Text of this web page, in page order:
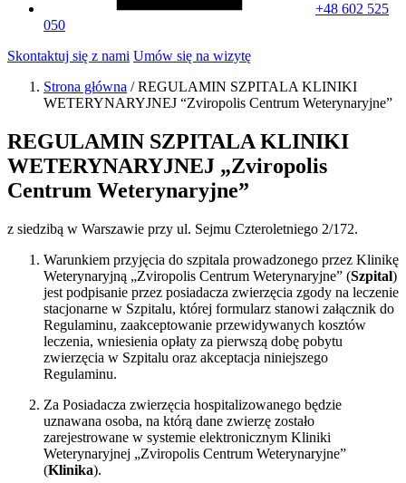
+48 602 525
050
Skontaktuj się z nami Umów się na wizytę
Strona główna /REGULAMIN SZPITALA KLINIKI
WETERYNARYJNEJ “Zviropolis Centrum Weterynaryjne”
REGULAMIN SZPITALA KLINIKI
WETERYNARYJNEJ „Zviropolis
Centrum Weterynaryjne”
z siedzibą w Warszawie przy ul. Sejmu Czteroletniego 2/172.
Warunkiem przyjęcia do szpitala prowadzonego przez Klinikę
Weterynaryjną „Zviropolis Centrum Weterynaryjne” (Szpital)
jest podpisanie przez posiadacza zwierzęcia zgody na leczenie
stacjonarne w Szpitalu, której formularz stanowi załącznik do
Regulaminu, zaakceptowanie przewidywanych kosztów
leczenia, wniesienia opłaty za pierwszą dobę pobytu
zwierzęcia w Szpitalu oraz akceptacja niniejszego
Regulaminu.
Za Posiadacza zwierzęcia hospitalizowanego będzie
uznawana osoba, na którą dane zwierzę zostało
zarejestrowane w systemie elektronicznym Kliniki
Weterynaryjnej „Zviropolis Centrum Weterynaryjne”
(Klinika).